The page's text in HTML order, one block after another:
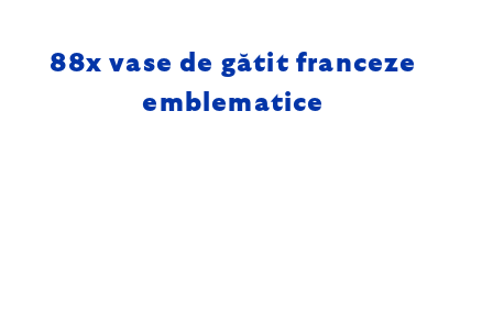
88x vase de gătit franceze
emblematice